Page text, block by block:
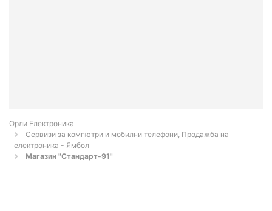
Орли Електроника
Сервизи за компютри и мобилни телефони, Продажба на
електроника - Ямбол
Магазин "Стандарт-91"